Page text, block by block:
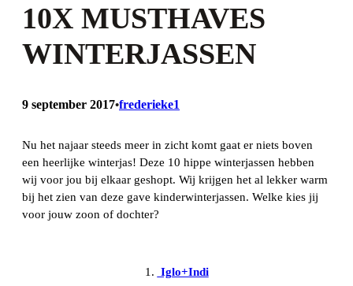
10X MUSTHAVES
WINTERJASSEN
9 september 2017•frederieke1
Nu het najaar steeds meer in zicht komt gaat er niets boven
een heerlijke winterjas! Deze 10 hippe winterjassen hebben
wij voor jou bij elkaar geshopt. Wij krijgen het al lekker warm
bij het zien van deze gave kinderwinterjassen. Welke kies jij
voor jouw zoon of dochter?
1. Iglo+Indi